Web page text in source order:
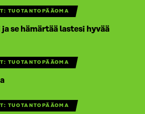
TUOTANTOPÄÄOMA
se hämärtää lastesi hyvää
TUOTANTOPÄÄOMA
TUOTANTOPÄÄOMA